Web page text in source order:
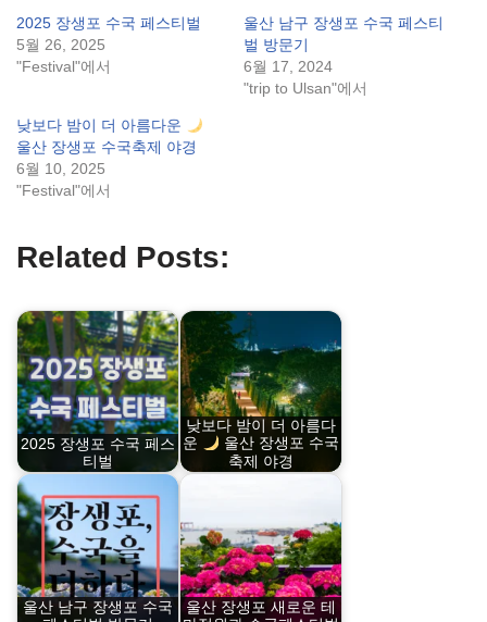
2025 장생포 수국 페스티벌
5월 26, 2025
"Festival"에서
울산 남구 장생포 수국 페스티
벌 방문기
6월 17, 2024
"trip to Ulsan"에서
낮보다 밤이 더 아름다운
울산 장생포 수국축제 야경
6월 10, 2025
"Festival"에서
Related Posts:
2025 장생포 수국 페스
티벌
낮보다 밤이 더 아름다
운
울산 장생포 수국
축제 야경
울산 남구 장생포 수국
울산 장생포 새로운 테